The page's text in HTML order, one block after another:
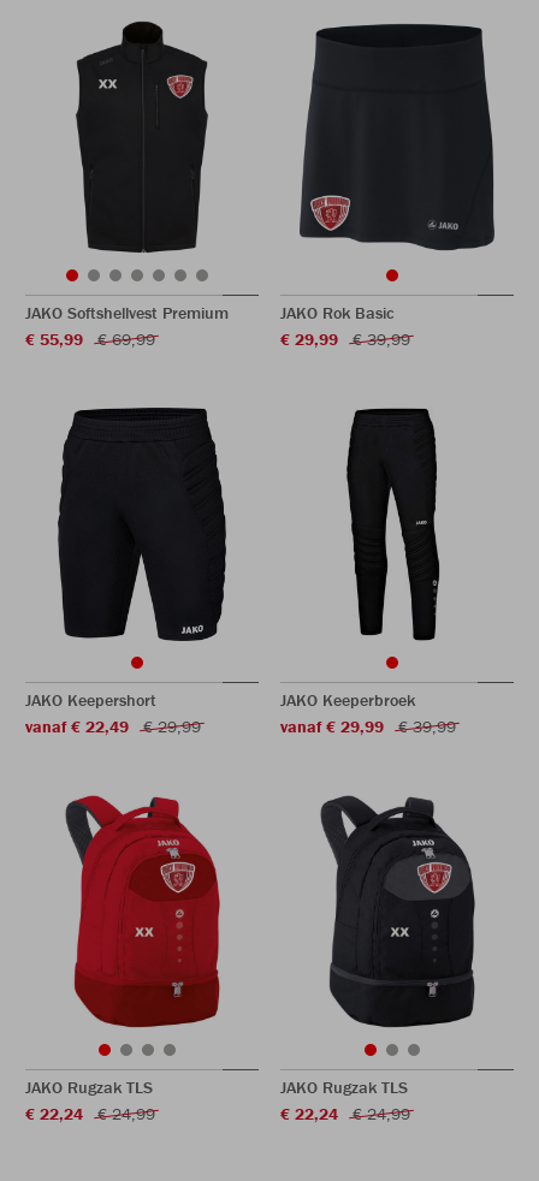
JAKO Softshellvest Premium
€ 55,99
€ 69,99
JAKO Rok Basic
€ 29,99
€ 39,99
JAKO Keepershort
vanaf € 22,49
€ 29,99
JAKO Keeperbroek
vanaf € 29,99
€ 39,99
JAKO Rugzak TLS
€ 22,24
€ 24,99
JAKO Rugzak TLS
€ 22,24
€ 24,99